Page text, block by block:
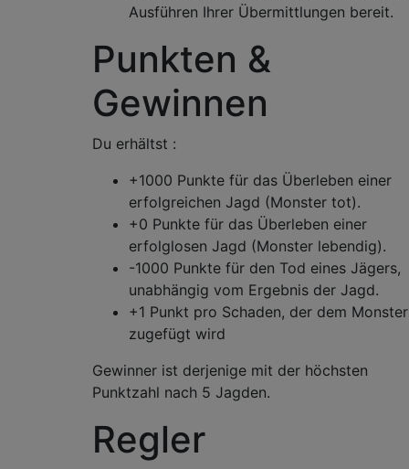
Ausführen Ihrer Übermittlungen bereit.
Punkten &
Gewinnen
Du erhältst :
+1000 Punkte für das Überleben einer
erfolgreichen Jagd (Monster tot).
+0 Punkte für das Überleben einer
erfolglosen Jagd (Monster lebendig).
-1000 Punkte für den Tod eines Jägers,
unabhängig vom Ergebnis der Jagd.
+1 Punkt pro Schaden, der dem Monster
zugefügt wird
Gewinner ist derjenige mit der höchsten
Punktzahl nach 5 Jagden.
Regler